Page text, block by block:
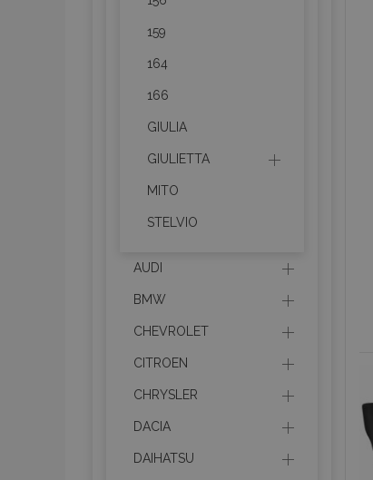
159
164
166
GIULIA
GIULIETTA
MITO
STELVIO
AUDI
BMW
CHEVROLET
CITROEN
CHRYSLER
DACIA
DAIHATSU